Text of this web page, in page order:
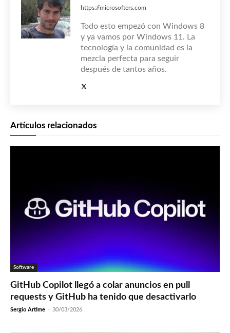
https://microsofters.com
Todo esto empezó con Windows 8
y ya vamos por Windows 11. La
tecnología y la comunidad es la
mezcla perfecta para seguir
después de tantos años.
Artículos relacionados
Software
GitHub Copilot llegó a colar anuncios en pull
requests y GitHub ha tenido que desactivarlo
Sergio Artime - 30/03/2026